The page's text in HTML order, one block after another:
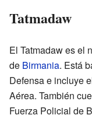
Tatmadaw
El Tatmadaw es el
de Birmania. Está
Defensa e incluye
Aérea. También
Fuerza Policial de